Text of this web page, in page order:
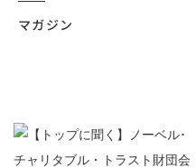
マガジン